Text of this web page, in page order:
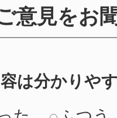
意見をお
は分かりや